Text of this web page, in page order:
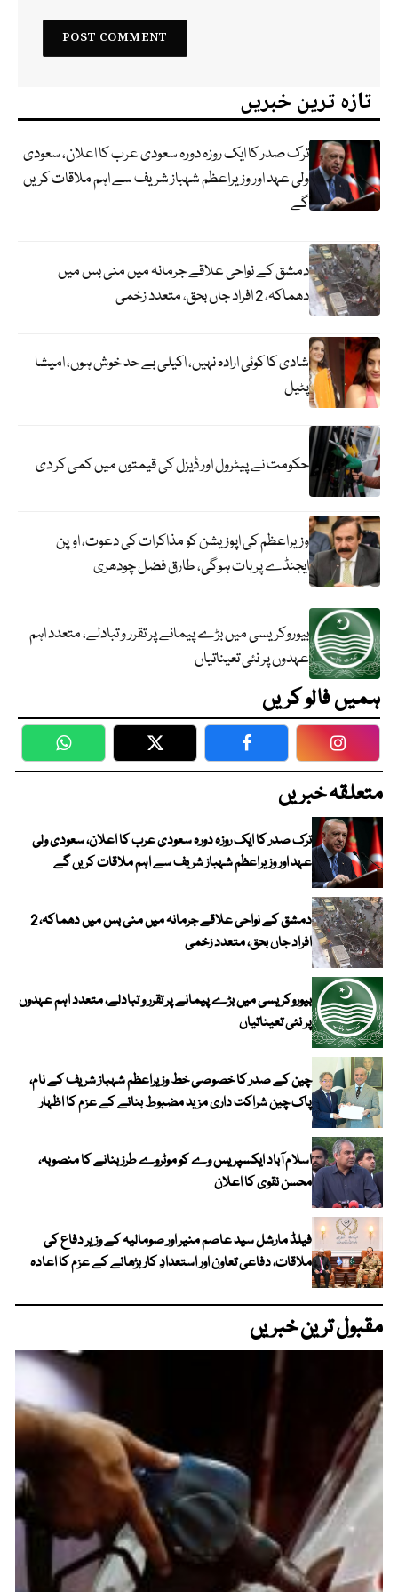
تازہ ترین خبریں
ترک صدر کا ایک روزہ دورہ سعودی عرب کا اعلان، سعودی
ولی عہد اور وزیراعظم شہباز شریف سے اہم ملاقات کریں
گے
دمشق کے نواحی علاقے جرمانہ میں منی بس میں
دھماکہ، 2 افراد جاں بحق، متعدد زخمی
شادی کا کوئی ارادہ نہیں، اکیلی بے حد خوش ہوں، امیشا
پٹیل
حکومت نے پیٹرول اور ڈیزل کی قیمتوں میں کمی کر دی
وزیراعظم کی اپوزیشن کو مذاکرات کی دعوت، اوپن
ایجنڈے پر بات ہوگی، طارق فضل چودھری
بیوروکریسی میں بڑے پیمانے پر تقرر و تبادلے، متعدد اہم
عہدوں پر نئی تعیناتیاں
ہمیں فالو کریں
WhatsApp Twitter Facebook
متعلقہ خبریں
ترک صدر کا ایک روزہ دورہ سعودی عرب کا اعلان، سعودی ولی
عہد اور وزیراعظم شہباز شریف سے اہم ملاقات کریں گے
دمشق کے نواحی علاقے جرمانہ میں منی بس میں دھماکہ، 2
افراد جاں بحق، متعدد زخمی
بیوروکریسی میں بڑے پیمانے پر تقرر و تبادلے، متعدد اہم عہدوں
پر نئی تعیناتیاں
چین کے صدر کا خصوصی خط وزیراعظم شہباز شریف کے نام،
پاک چین شراکت داری مزید مضبوط بنانے کے عزم کا اظہار
اسلام آباد ایکسپریس وے کو موٹروے طرز بنانے کا منصوبہ،
محسن نقوی کا اعلان
فیلڈ مارشل سید عاصم منیر اور صومالیہ کے وزیر دفاع کی
ملاقات، دفاعی تعاون اور استعدادِ کار بڑھانے کے عزم کا اعادہ
مقبول ترین خبریں